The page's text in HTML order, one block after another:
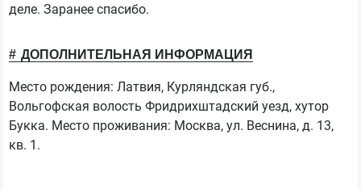
деле. Заранее спасибо.
ДОПОЛНИТЕЛЬНАЯ ИНФОРМАЦИЯ
Место рождения: Латвия, Курляндская губ.,
Вольгофская волость Фридрихштадский уезд, хутор
Букка. Место проживания: Москва, ул. Веснина, д. 13,
кв. 1.